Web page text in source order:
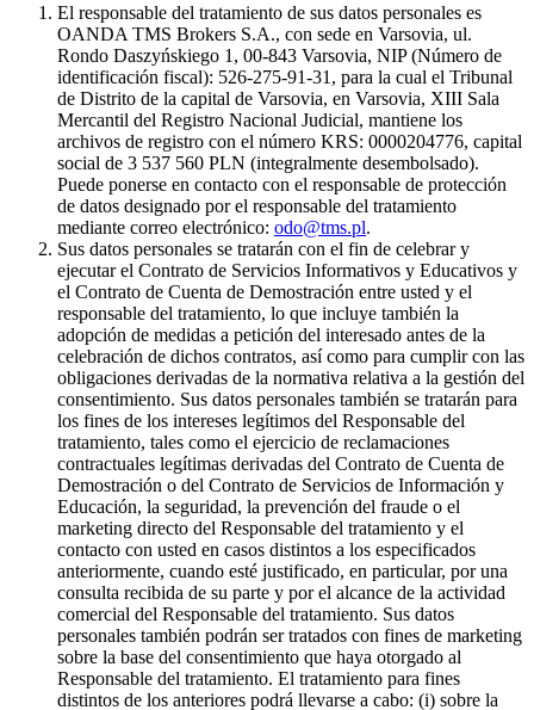
El responsable del tratamiento de sus datos personales es
OANDA TMS Brokers S.A., con sede en Varsovia, ul.
Rondo Daszyńskiego 1, 00-843 Varsovia, NIP (Número de
identificación fiscal): 526-275-91-31, para la cual el Tribunal
de Distrito de la capital de Varsovia, en Varsovia, XIII Sala
Mercantil del Registro Nacional Judicial, mantiene los
archivos de registro con el número KRS: 0000204776, capital
social de 3 537 560 PLN (integralmente desembolsado).
Puede ponerse en contacto con el responsable de protección
de datos designado por el responsable del tratamiento
mediante correo electrónico: odo@tms.pl.
Sus datos personales se tratarán con el fin de celebrar y
ejecutar el Contrato de Servicios Informativos y Educativos y
el Contrato de Cuenta de Demostración entre usted y el
responsable del tratamiento, lo que incluye también la
adopción de medidas a petición del interesado antes de la
celebración de dichos contratos, así como para cumplir con las
obligaciones derivadas de la normativa relativa a la gestión del
consentimiento. Sus datos personales también se tratarán para
los fines de los intereses legítimos del Responsable del
tratamiento, tales como el ejercicio de reclamaciones
contractuales legítimas derivadas del Contrato de Cuenta de
Demostración o del Contrato de Servicios de Información y
Educación, la seguridad, la prevención del fraude o el
marketing directo del Responsable del tratamiento y el
contacto con usted en casos distintos a los especificados
anteriormente, cuando esté justificado, en particular, por una
consulta recibida de su parte y por el alcance de la actividad
comercial del Responsable del tratamiento. Sus datos
personales también podrán ser tratados con fines de marketing
sobre la base del consentimiento que haya otorgado al
Responsable del tratamiento. El tratamiento para fines
distintos de los anteriores podrá llevarse a cabo: (i) sobre la